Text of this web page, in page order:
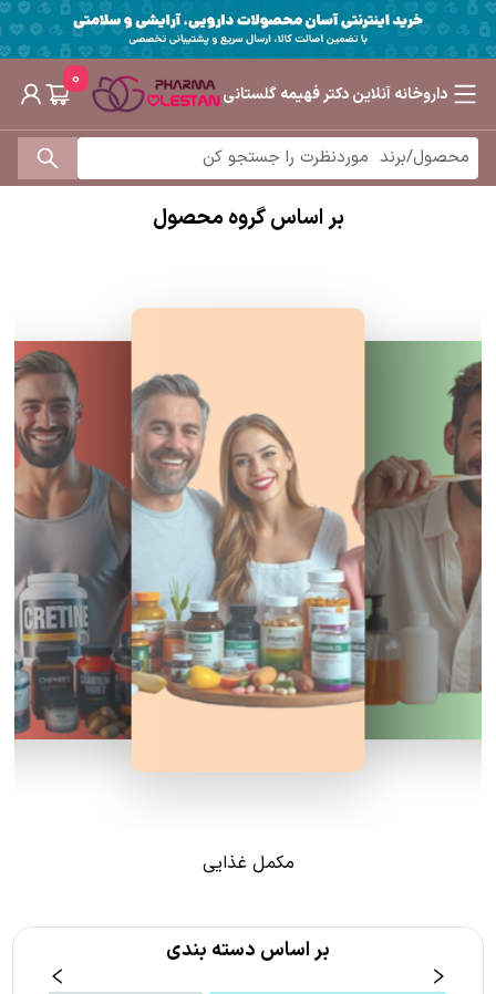
داروخانه آنلاین دکتر فهیمه گلستانی
0
بر اساس گروه محصول
مکمل غذایی
بر اساس دسته بندی